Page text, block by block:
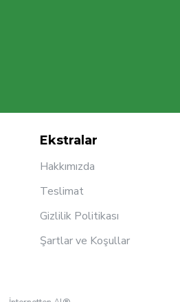
Ekstralar
Hakkımızda
Teslimat
Gizlilik Politikası
Şartlar ve Koşullar